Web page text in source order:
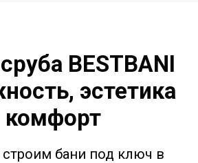
BESTBANI
эстетика
комфорт
строим бани под ключ в